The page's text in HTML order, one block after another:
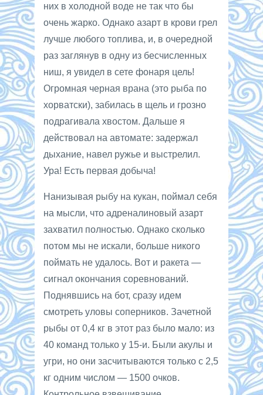
них в холодной воде не так что бы
очень жарко. Однако азарт в крови грел
лучше любого топлива, и, в очередной
раз заглянув в одну из бесчисленных
ниш, я увидел в сете фонаря цель!
Огромная черная врана (это рыба по
хорватски), забилась в щель и грозно
подрагивала хвостом. Дальше я
действовал на автомате: задержал
дыхание, навел ружье и выстрелил.
Ура! Есть первая добыча!
Нанизывая рыбу на кукан, поймал себя
на мысли, что адреналиновый азарт
захватил полностью. Однако сколько
потом мы не искали, больше никого
поймать не удалось. Вот и ракета —
сигнал окончания соревнований.
Поднявшись на бот, сразу идем
смотреть уловы соперников. Зачетной
рыбы от 0,4 кг в этот раз было мало: из
40 команд только у 15-и. Были акулы и
угри, но они засчитываются только с 2,5
кг одним числом — 1500 очков.